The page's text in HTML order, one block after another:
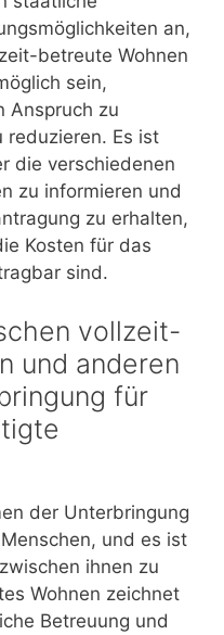
an,
betreute Wohnen
sein,
Anspruch zu
reduzieren. Es ist
die verschiedenen
zu informieren und
zu erhalten,
Kosten für das
sind.
vollzeit-
und anderen
für
der Unterbringung
und es ist
ihnen zu
Wohnen zeichnet
Betreuung und